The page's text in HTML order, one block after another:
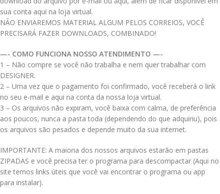
sua conta aqui na loja virtual.
NÃO ENVIAREMOS MATERIAL ALGUM PELOS CORREIOS, VOCÊ
PRECISARÁ FAZER DOWNLOADS, COMBINADO!
—- COMO FUNCIONA NOSSO ATENDIMENTO —-
1 – Não compre se você não trabalha e nem quer trabalhar com
DESIGNER.
2 – Uma vez que o pagamento foi confirmado, você receberá o link
no seu e-mail e aqui na conta da nossa loja virtual.
3 – Os arquivos não expiram, você baixa com calma, de preferência
aos poucos, nunca a pasta toda (dependendo do que adquiriu), pois
os arquivos são pesados e depende muito da sua internet.
IMPORTANTE: A maioria dos nossos arquivos estarão em pastas
ZIPADAS e você precisa ter o programa para descompactar (Aqui no
site temos links úteis que você vai encontrar o programa ou app
para instalar).